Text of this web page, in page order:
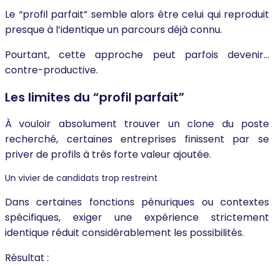
Le “profil parfait” semble alors être celui qui reproduit
presque à l’identique un parcours déjà connu.
Pourtant, cette approche peut parfois devenir…
contre-productive.
Les limites du “profil parfait”
À vouloir absolument trouver un clone du poste
recherché, certaines entreprises finissent par se
priver de profils à très forte valeur ajoutée.
Un vivier de candidats trop restreint
Dans certaines fonctions pénuriques ou contextes
spécifiques, exiger une expérience strictement
identique réduit considérablement les possibilités.
Résultat :